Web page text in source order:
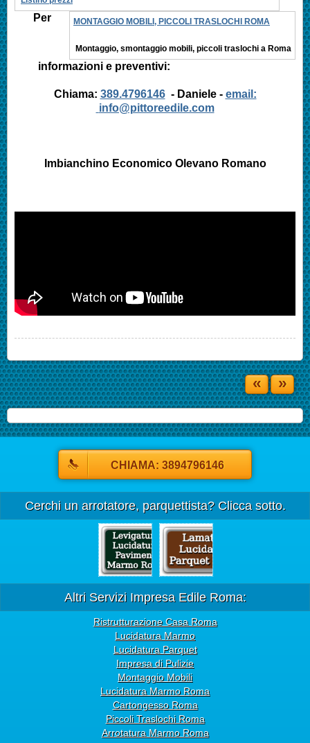
MONTAGGIO MOBILI, PICCOLI TRASLOCHI ROMA
Montaggio, smontaggio mobili, piccoli traslochi a Roma
Per
informazioni e preventivi:
Chiama: 389.4796146- Daniele - email:
info@pittoreedile.com
Imbianchino Economico Olevano Romano
« »
CHIAMA: 3894796146
Cerchi un arrotatore, parquettista? Clicca sotto.
Altri Servizi Impresa Edile Roma:
Ristrutturazione Casa Roma
Lucidatura Marmo
Lucidatura Parquet
Impresa di Pulizie
Montaggio Mobili
Lucidatura Marmo Roma
Cartongesso Roma
Piccoli Traslochi Roma
Arrotatura Marmo Roma